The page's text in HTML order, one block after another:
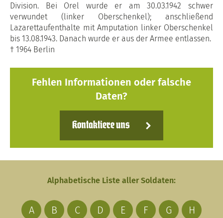
Division. Bei Orel wurde er am 30.03.1942 schwer
verwundet (linker Oberschenkel); anschließend
Lazarettaufenthalte mit Amputation linker Oberschenkel
bis 13.08.1943. Danach wurde er aus der Armee entlassen.
† 1964 Berlin
Fehlen Informationen oder falsche
Daten?
Kontaktiere uns
Alphabetische Liste aller Soldaten:
A B C D E F G
H